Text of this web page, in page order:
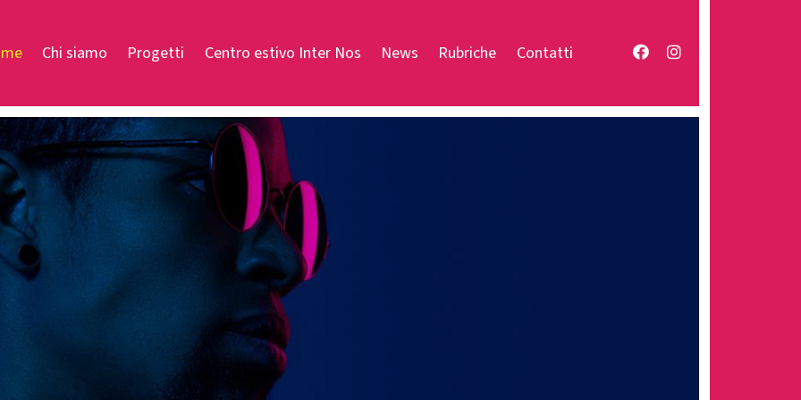
Chi siamo Progetti Centro estivo Inter Nos News Rubriche Contatti FacebookInstagram